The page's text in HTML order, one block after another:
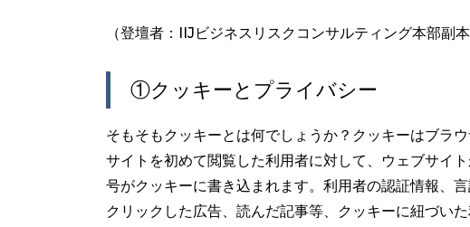
（登壇者：IIJビジネスリスクコンサルティング本部副
①クッキーとプライバシー
そもそもクッキーとは何でしょうか？クッキーはブラ
サイトを初めて閲覧した利用者に対して、ウェブサイ
号がクッキーに書き込まれます。利用者の認証情報、
クリックした広告、読んだ記事等、クッキーに紐づい